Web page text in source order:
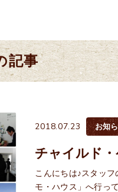
記事
2018.07.23 お知
チャイルド
こんにちは♪スタッ
モ・ハウス」へ行っ